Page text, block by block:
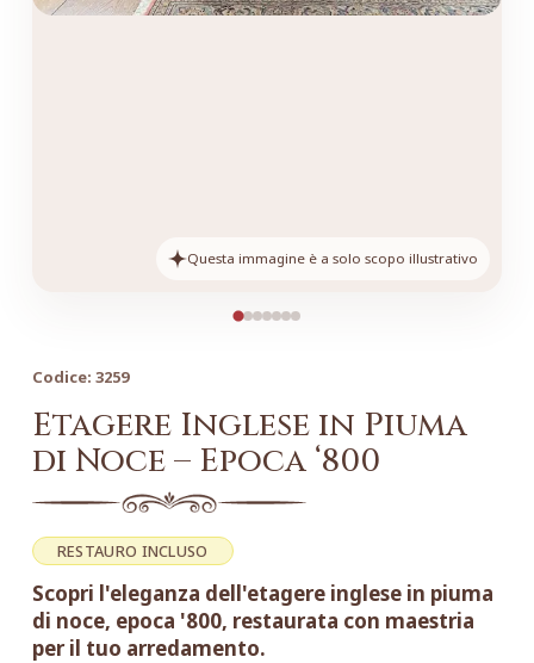
Questa immagine è a solo scopo illustrativo
Codice: 3259
Etagere Inglese in Piuma
di Noce – Epoca ‘800
RESTAURO INCLUSO
Scopri l'eleganza dell'etagere inglese in piuma
di noce, epoca '800, restaurata con maestria
per il tuo arredamento.